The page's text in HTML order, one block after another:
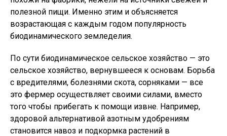
полезной пищи. Именно этим и объясняется
возрастающая с каждым годом популярность
биодинамического земледелия.
По сути биодинамическое сельское хозяйство — это
сельское хозяйство, вернувшееся к основам. Борьба
с вредителями, болезнями скота, сорняками — все
это фермер осуществляет своими силами, вместо
того чтобы прибегать к помощи извне. Например,
здоровой альтернативой азотным удобрениям
становится навоз и подкормка растений в